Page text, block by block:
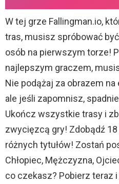
W tej grze Fallingman.io,
tras, musisz spróbować
osób na pierwszym torze!
najlepszym graczem,
Nie podążaj za obrazem
ale jeśli zapomnisz,
Ukończ wszystkie trasy i
zwycięzcą gry! Zdobądź
różnych tytułów! Zostań
Chłopiec, Mężczyzna,
co czekasz? Pobierz teraz